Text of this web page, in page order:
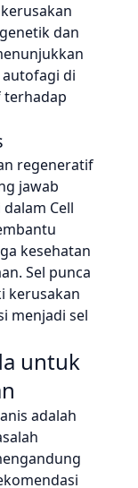
dan
di
terhadap
regeneratif
jawab
Cell
kesehatan
Sel punca
kerusakan
menjadi sel
untuk
adalah